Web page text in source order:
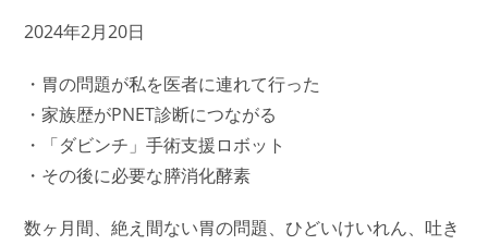
2024年2月20日
・胃の問題が私を医者に連れて行った
・家族歴がPNET診断につながる
・「ダビンチ」手術支援ロボット
・その後に必要な膵消化酵素
数ヶ月間、絶え間ない胃の問題、ひどいけいれん、吐き